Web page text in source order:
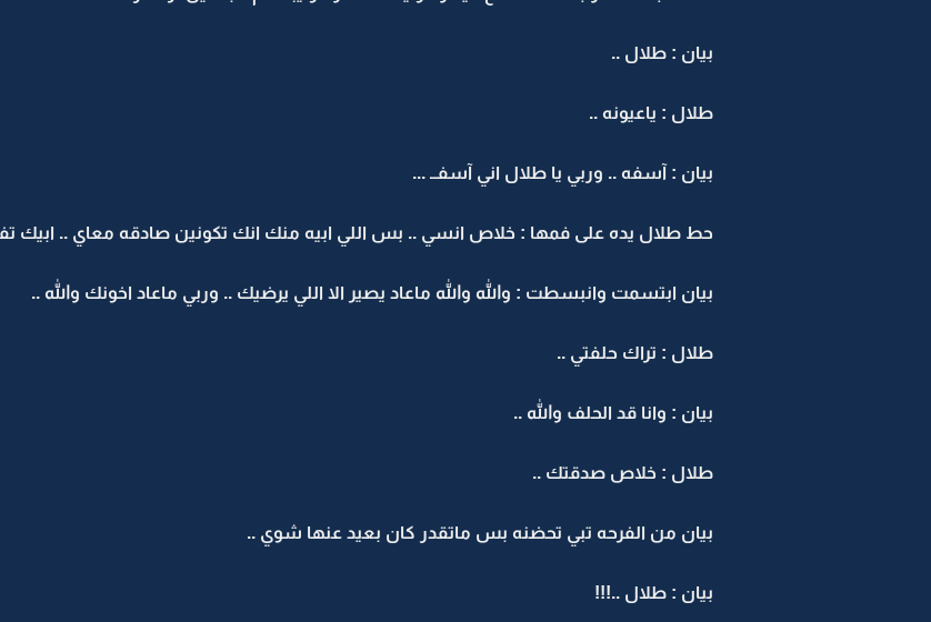
بيان : طلال ..
طلال : ياعيونه ..
بيان : آسفه .. وربي يا طلال اني آسفــ ...
حط طلال يده على فمها : خلاص انسي .. بس اللي ابيه منك انك تكونين صادقه معاي .. ابيك
بيان ابتسمت وانبسطت : والله والله ماعاد يصير الا اللي يرضيك .. وربي ماعاد اخونك والله ..
طلال : تراك حلفتي ..
بيان : وانا قد الحلف والله ..
طلال : خلاص صدقتك ..
بيان من الفرحه تبي تحضنه بس ماتقدر كان بعيد عنها شوي ..
بيان : طلال ..!!!